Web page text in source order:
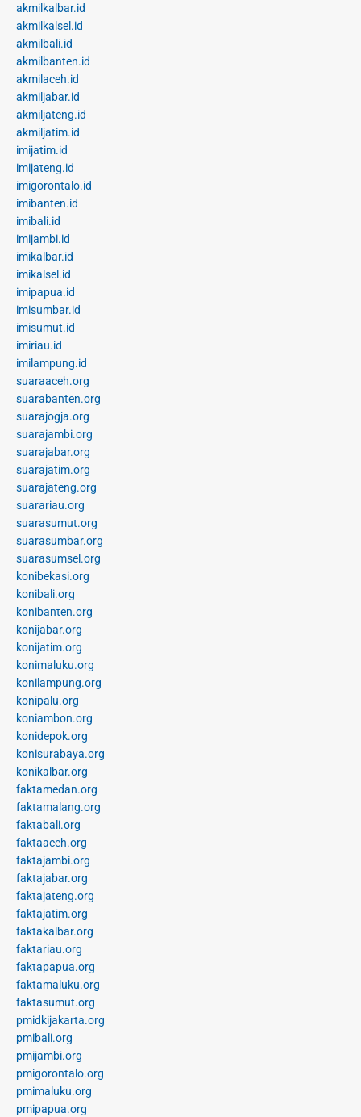
akmilkalbar.id
akmilkalsel.id
akmilbali.id
akmilbanten.id
akmilaceh.id
akmiljabar.id
akmiljateng.id
akmiljatim.id
imijatim.id
imijateng.id
imigorontalo.id
imibanten.id
imibali.id
imijambi.id
imikalbar.id
imikalsel.id
imipapua.id
imisumbar.id
imisumut.id
imiriau.id
imilampung.id
suaraaceh.org
suarabanten.org
suarajogja.org
suarajambi.org
suarajabar.org
suarajatim.org
suarajateng.org
suarariau.org
suarasumut.org
suarasumbar.org
suarasumsel.org
konibekasi.org
konibali.org
konibanten.org
konijabar.org
konijatim.org
konimaluku.org
konilampung.org
konipalu.org
koniambon.org
konidepok.org
konisurabaya.org
konikalbar.org
faktamedan.org
faktamalang.org
faktabali.org
faktaaceh.org
faktajambi.org
faktajabar.org
faktajateng.org
faktajatim.org
faktakalbar.org
faktariau.org
faktapapua.org
faktamaluku.org
faktasumut.org
pmidkijakarta.org
pmibali.org
pmijambi.org
pmigorontalo.org
pmimaluku.org
pmipapua.org